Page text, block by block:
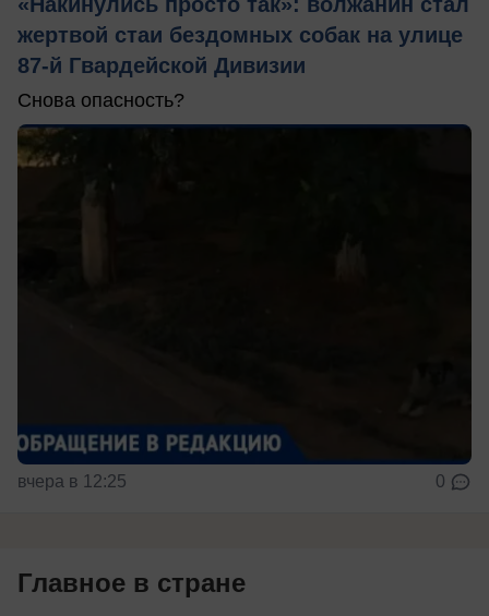
жертвой стаи бездомных собак на улице
87-й Гвардейской Дивизии
Снова опасность?
вчера в 12:25 0
Главное в стране